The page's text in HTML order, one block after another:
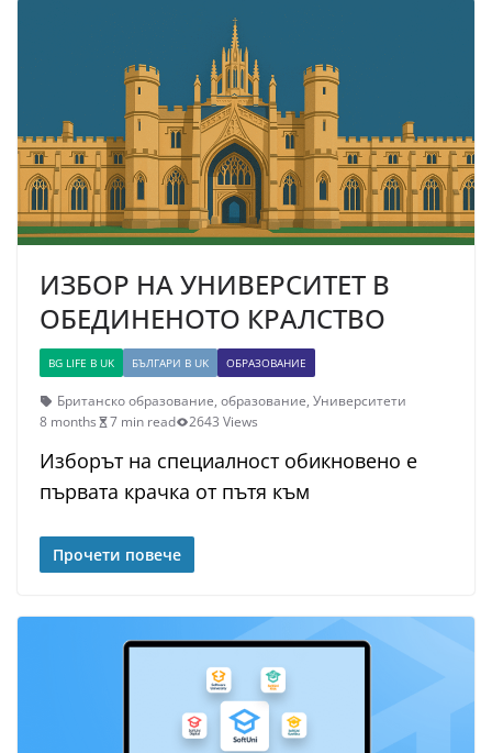
ИЗБОР НА УНИВЕРСИТЕТ В
ОБЕДИНЕНОТО КРАЛСТВО
BG LIFE В UK БЪЛГАРИ В UK ОБРАЗОВАНИЕ
Британско образование, образование, Университети
8 months
7 min read 2643 Views
Изборът на специалност обикновено е
първата крачка от пътя към
Прочети повече